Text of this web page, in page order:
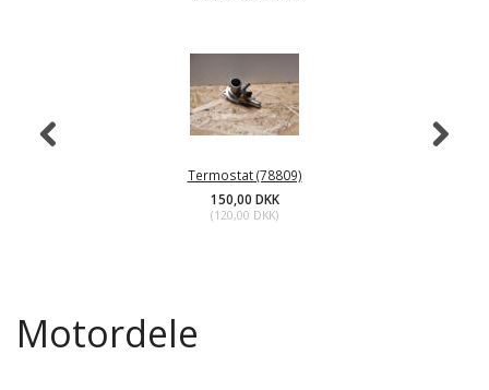
Termostat (78809)
150,00 DKK
(120,00 DKK)
Motordele